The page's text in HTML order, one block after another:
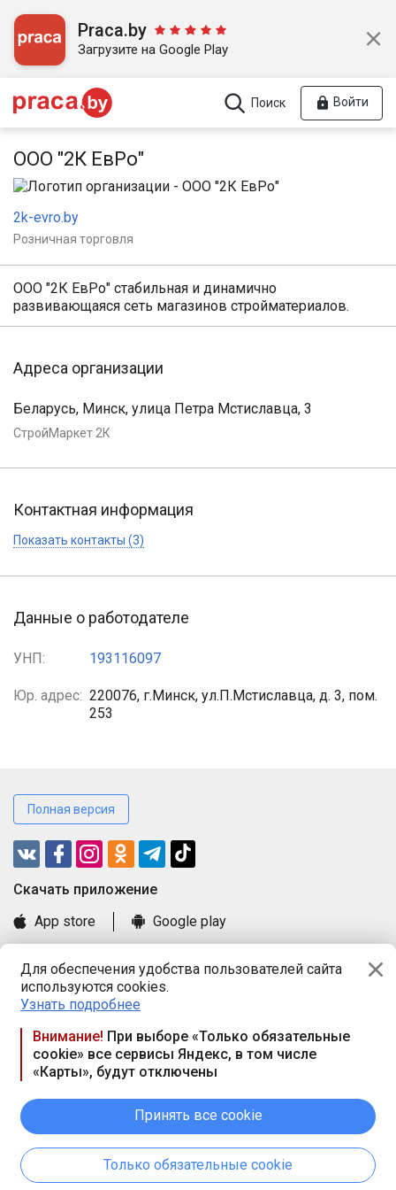
Для обеспечения удобства пользователей сайта
используются cookies.
Узнать подробнее
Внимание! При выборе «Только обязательные
cookie» все сервисы Яндекс, в том числе
«Карты», будут отключены
Принять все cookie
Только обязательные cookie
Praca.by
Загрузите на Google Play
Поиск Войти
ООО "2К ЕвРо"
2k-evro.by
Розничная торговля
ООО "2К ЕвРо" стабильная и динамично
развивающаяся сеть магазинов стройматериалов.
Адреса организации
Беларусь, Минск, улица Петра Мстиславца, 3
СтройМаркет 2К
Контактная информация
Показать контакты (3)
Данные о работодателе
УНП: 193116097
Юр. адрес: 220076, г.Минск, ул.П.Мстиславца, д. 3, пом.
253
Полная версия
Cкачать приложение
App store
Google play
Книга замечаний и предложений
Правила и документы
Praca.by © 2000—2026, ООО «ПРАЦА БАЙ»
Республика Беларусь, 220114, г. Минск, пр-т Независимости
117а, пом. № 9.
вых. дн. — сб., вс.
Режим работы сайта — круглосуточно. E-mail ООО «ПРАЦА
БАЙ» editor@praca.by